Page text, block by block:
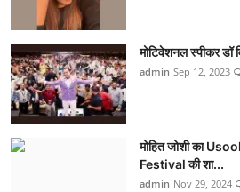
मोटिवेशनल स्पीकर डॉ
admin Sep 12, 2023
मोहित जोशी का
Festival की शा...
admin Nov 29, 2024